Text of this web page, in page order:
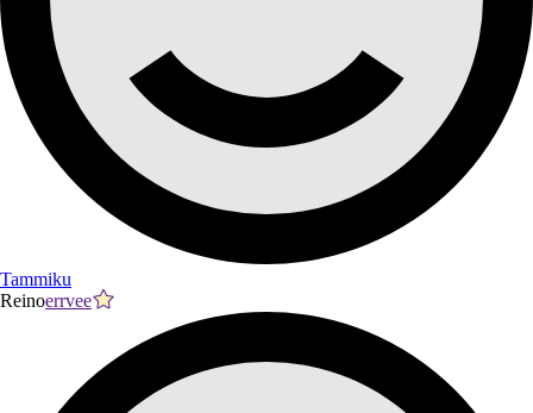
Tammiku
Reinoerrvee